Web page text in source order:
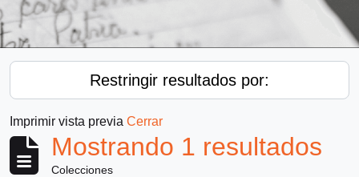
Restringir resultados por:
Imprimir vista previa Cerrar
Mostrando 1 resultados
Colecciones